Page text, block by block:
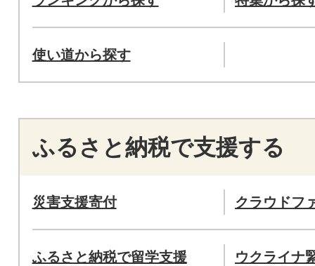
使い道から探す
ふるさと納税で支援する
災害支援寄付 クラウドフ
ふるさと納税で留学支援 ウクライナ